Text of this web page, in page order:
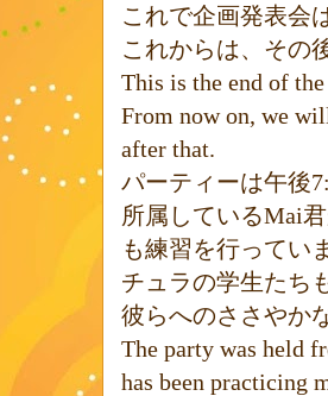
これで企画発表会
これからは、その
This is the end of
From now on, we
after that.
パーティーは午後
所属しているMai
も練習を行ってい
チュラの学生たち
彼らへのささやか
The party was held
has been practicing